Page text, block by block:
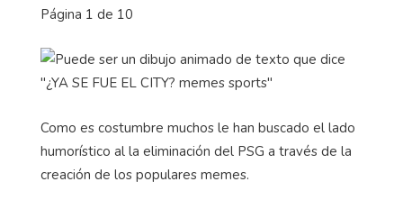
Página 1 de 10
Como es costumbre muchos le han buscado el lado
humorístico al la eliminación del PSG a través de la
creación de los populares memes.